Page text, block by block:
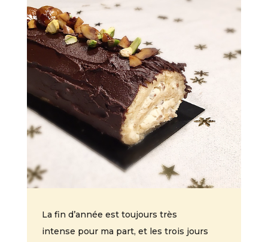
La fin d’année est toujours très
intense pour ma part, et les trois jours